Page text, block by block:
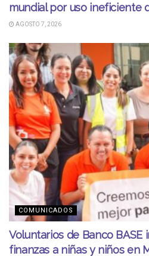
mundial por uso ineficiente
AGOSTO 7, 2026
COMUNICADOS
Voluntarios de Banco
finanzas a niñas y niños en